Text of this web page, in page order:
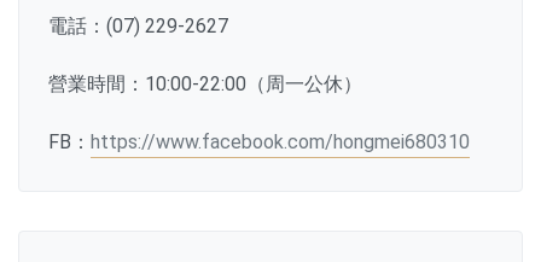
電話：(07) 229-2627
營業時間：10:00-22:00（周一公休）
FB： https://www.facebook.com/hongmei680310